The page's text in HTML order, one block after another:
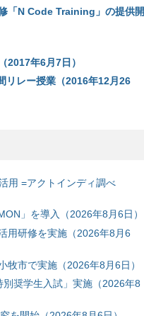
「N Code Training」の提供開
2017年6月7日）
リレー授業（2016年12月26
用 =アクトインディ調べ
」を導入（2026年8月6日）
用研修を実施（2026年8月6
市で実施（2026年8月6日）
奨学生入試」実施（2026年8